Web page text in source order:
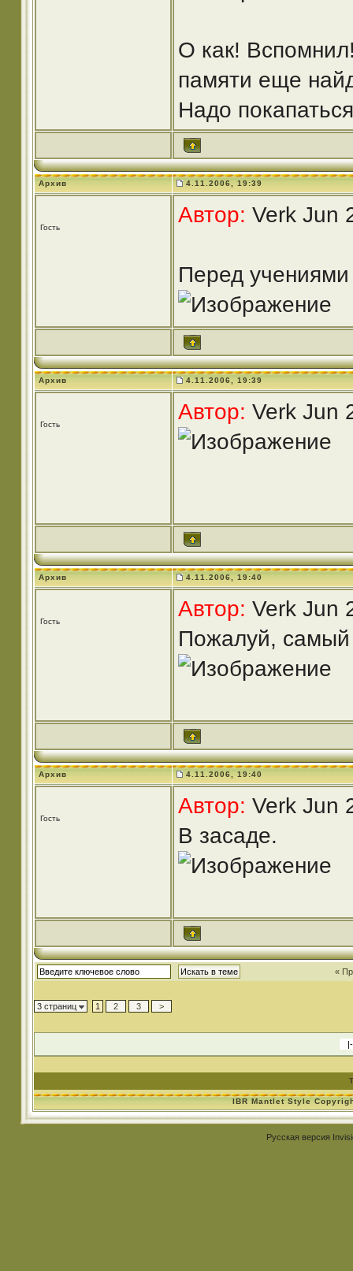
О как!
памяти еще
Надо
Архив 4.11.2006, 19:39
Гость
Автор: Verk Jun
Перед учениями
Архив 4.11.2006, 19:39
Гость
Автор: Verk Jun
Архив 4.11.2006, 19:40
Гость
Автор: Verk Jun
Пожалуй, самый
Архив 4.11.2006, 19:40
Гость
Автор: Verk Jun
В засаде.
«
3 страниц 1 2 3 >
IBR Mantlet Style
Русская версия